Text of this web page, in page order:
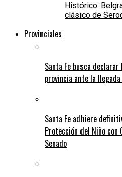
Histórico:
clásico de
Provinciales
Santa Fe busca
provincia ante la llegada
Santa Fe adhiere
Protección del Niño con
Senado